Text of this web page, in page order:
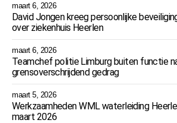
maart 6, 2026
David Jongen kreeg persoonlijke
over ziekenhuis Heerlen
maart 6, 2026
Teamchef politie Limburg buiten functie
grensoverschrijdend gedrag
maart 5, 2026
Werkzaamheden WML waterleiding
maart 2026